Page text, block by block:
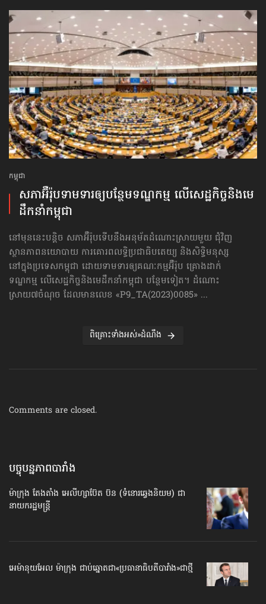
កម្ពុជា
សភាអ៊ឺរ៉ុបទាមទារ​ឲ្យបន្ថែម​ទណ្ឌកម្ម លើសេដ្ឋកិច្ច​និងមេ
ដឹកនាំកម្ពុជា
នៅមុននេះបន្តិច សភាអ៊ឺរ៉ុបទើបនឹងអនុម័តដំណោះស្រាយមួយ ជុំវិញ
ស្ថានភាពនយោបាយ ការគោរព​លទ្ធិ​ប្រជាធិបតេយ្យ និងសិទ្ធិមនុស្ស
នៅក្នុងប្រទេសកម្ពុជា ដោយទាមទារឲ្យគណៈកម្មអ៊ឺរ៉ុប គ្រោងដាក់​
ទណ្ឌកម្ម លើសេដ្ឋកិច្ច​និងមេដឹកនាំកម្ពុជា បន្ថែមទៀត។ ដំណោះ
ស្រាយ៧ចំណុច ដែលមានលេខ «P9_TA(2023)0085» ...
ពិគ្រោះទាំងអស់»ដំណឹង
Comments are closed.
បច្ចុបន្នភាពបារាំង
ម៉ាក្រុង តែងតាំង អេលីហ្សាប៊ែត ប៊ន (ទំនោរឆ្វេងនិយម) ជា
នាយករដ្ឋមន្ត្រី
អេម៉ានុយអែល ម៉ាក្រុង ជាប់ឆ្នោតជា​«ប្រធានាធិបតី​បារាំង»​ជាថ្មី